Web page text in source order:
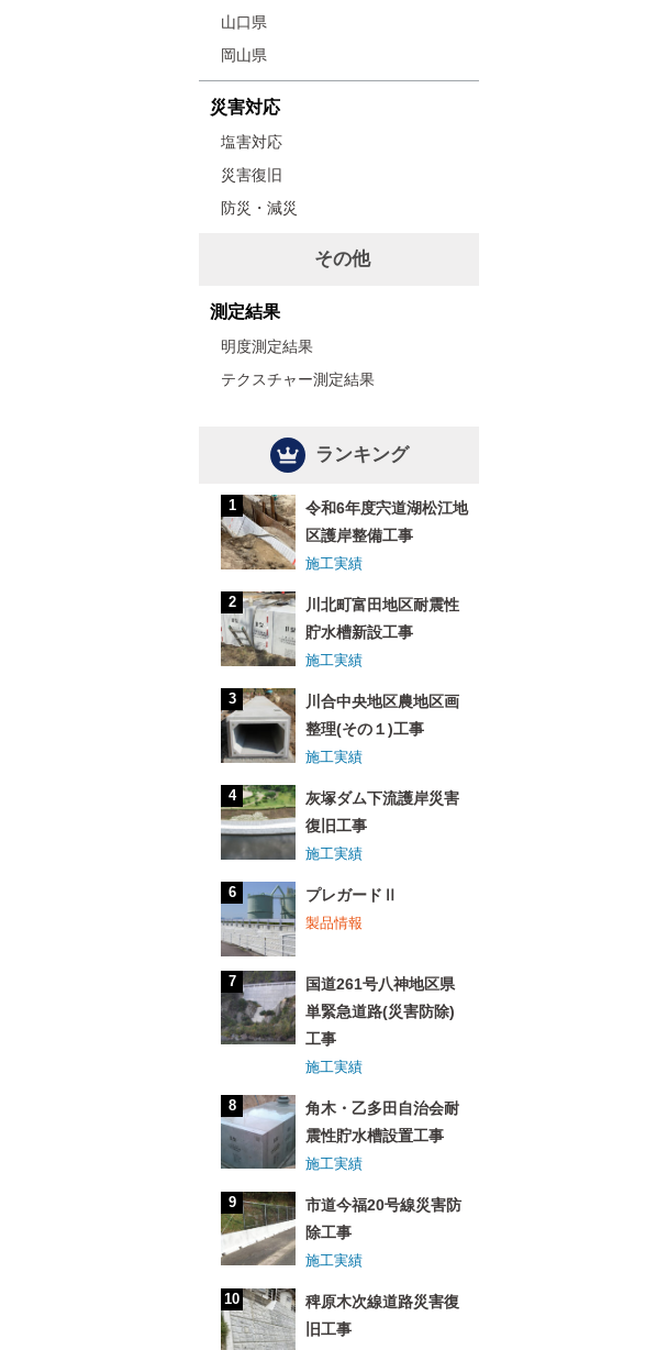
山口県
岡山県
災害対応
塩害対応
災害復旧
防災・減災
その他
測定結果
明度測定結果
テクスチャー測定結果
ランキング
令和6年度宍道湖松江地
区護岸整備工事
施工実績
川北町富田地区耐震性
貯水槽新設工事
施工実績
川合中央地区農地区画
整理(その１)工事
施工実績
灰塚ダム下流護岸災害
復旧工事
施工実績
プレガードⅡ
製品情報
国道261号八神地区県
単緊急道路(災害防除)
工事
施工実績
角木・乙多田自治会耐
震性貯水槽設置工事
施工実績
市道今福20号線災害防
除工事
施工実績
稗原木次線道路災害復
旧工事